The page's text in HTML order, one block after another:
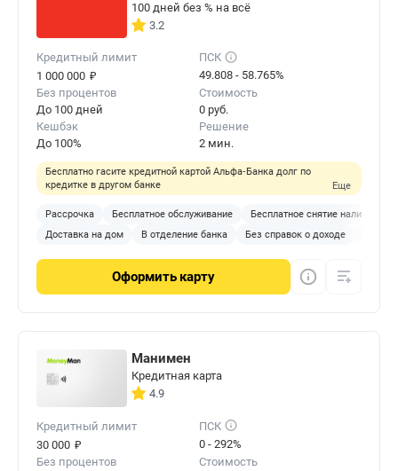
100 дней без % на всё
3.2
Кредитный лимит
1 000 000 ₽
ПСК
49.808 - 58.765%
Без процентов
До 100 дней
Стоимость
0 руб.
Кешбэк
До 100%
Решение
2 мин.
Бесплатно гасите кредитной картой Альфа‑Банка долг по
кредитке в другом банке
Еще
Рассрочка Бесплатное обслуживание
Бесплатное снятие наличных
Доставка на дом
В отделение банка Без справок о доходе
Оформить карту
Манимен
Кредитная карта
4.9
Кредитный лимит
30 000 ₽
ПСК
0 - 292%
Без процентов
Стоимость